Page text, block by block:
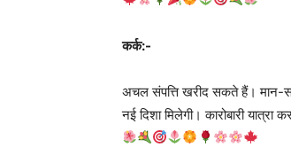
कर्क:-
अचल संपत्ति खरीद सकते हैं। मान-
नई दिशा मिलेगी। कारोबारी